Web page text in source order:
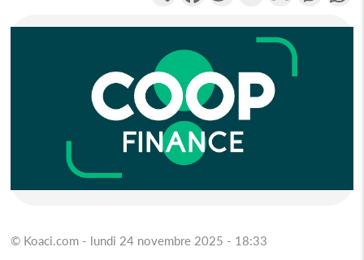
© Koaci.com - lundi 24 novembre 2025 - 18:33